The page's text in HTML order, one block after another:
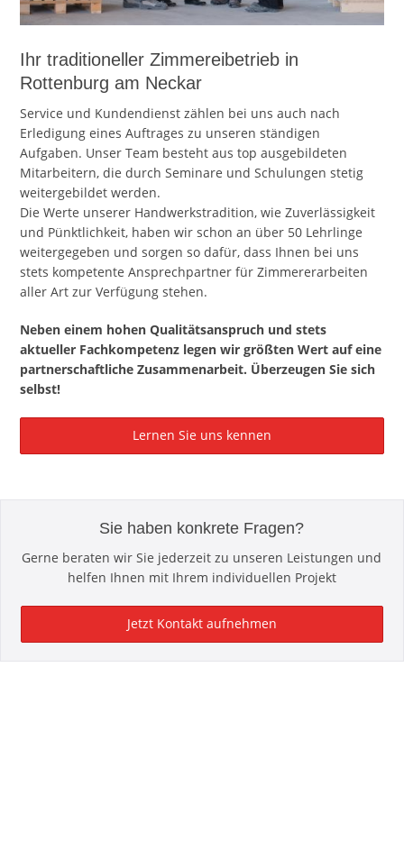
Ihr traditioneller Zimmereibetrieb in
Rottenburg am Neckar
Service und Kundendienst zählen bei uns auch nach
Erledigung eines Auftrages zu unseren ständigen
Aufgaben. Unser Team besteht aus top ausgebildeten
Mitarbeitern, die durch Seminare und Schulungen stetig
weitergebildet werden.
Die Werte unserer Handwerkstradition, wie Zuverlässigkeit
und Pünktlichkeit, haben wir schon an über 50 Lehrlinge
weitergegeben und sorgen so dafür, dass Ihnen bei uns
stets kompetente Ansprechpartner für Zimmererarbeiten
aller Art zur Verfügung stehen.
Neben einem hohen Qualitätsanspruch und stets
aktueller Fachkompetenz legen wir größten Wert auf eine
partnerschaftliche Zusammenarbeit. Überzeugen Sie sich
selbst!
Lernen Sie uns kennen
Sie haben konkrete Fragen?
Gerne beraten wir Sie jederzeit zu unseren Leistungen und
helfen Ihnen mit Ihrem individuellen Projekt
Jetzt Kontakt aufnehmen